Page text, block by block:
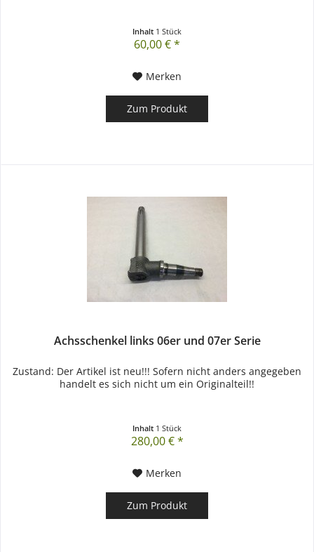
Inhalt 1 Stück
60,00 € *
Merken
Zum Produkt
Achsschenkel links 06er und 07er Serie
Zustand: Der Artikel ist neu!!! Sofern nicht anders angegeben
handelt es sich nicht um ein Originalteil!!
Inhalt 1 Stück
280,00 € *
Merken
Zum Produkt